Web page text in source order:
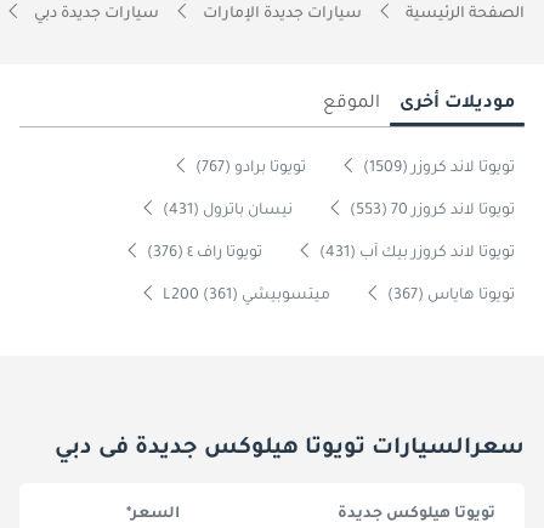
الصفحة الرئيسية سيارات جديدة الإمارات سيارات جديدة دبي
موديلات أخرى الموقع
تويوتا لاند كروزر (1509) تويوتا برادو (767)
تويوتا لاند كروزر 70 (553) نيسان باترول (431)
تويوتا لاند كروزر بيك آب (431) تويوتا راف ٤ (376)
تويوتا هاياس (367) ميتسوبيشي L200 (361)
سعرالسيارات تويوتا هيلوكس جديدة فى دبي
تويوتا هيلوكس جديدة السعر*